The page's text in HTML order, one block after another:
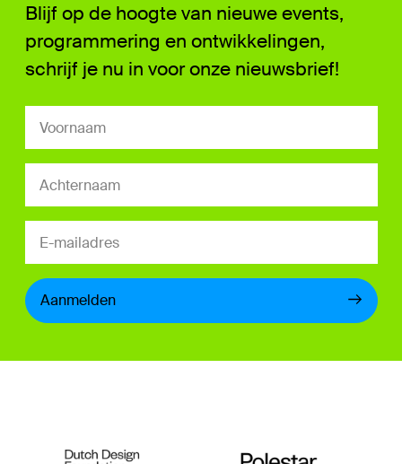
Blijf op de hoogte van nieuwe events,
programmering en ontwikkelingen,
schrijf je nu in voor onze nieuwsbrief!
Aanmelden